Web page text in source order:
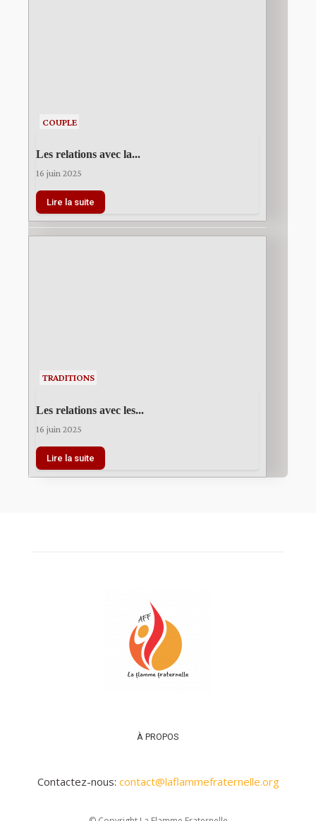
COUPLE
Les relations avec la...
16 juin 2025
Lire la suite
TRADITIONS
Les relations avec les...
16 juin 2025
Lire la suite
À PROPOS
Contactez-nous: contact@laflammefraternelle.org